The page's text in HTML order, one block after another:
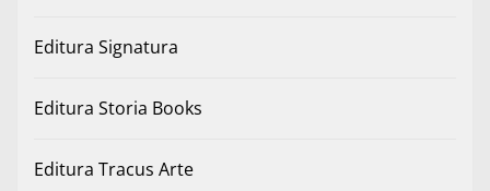
Editura Signatura
Editura Storia Books
Editura Tracus Arte